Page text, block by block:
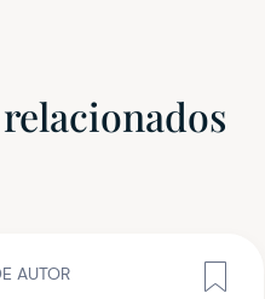
AUTOR